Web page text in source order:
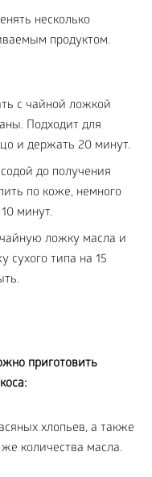
несколько
продуктом.
с чайной ложкой
Подходит для
и держать 20 минут.
до получения
по коже, немного
минут.
ложку масла и
сухого типа на 15
приготовить
хлопьев, а также
количества масла.